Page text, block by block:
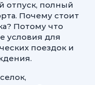
отпуск, полный
Почему стоит
Потому что
условия для
поездок и